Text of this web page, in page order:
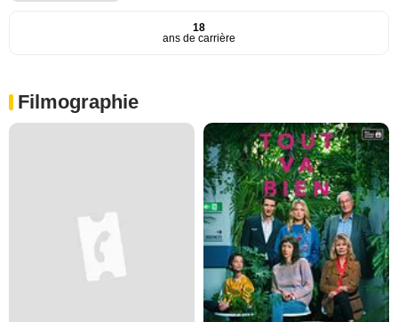
18
ans de carrière
Filmographie